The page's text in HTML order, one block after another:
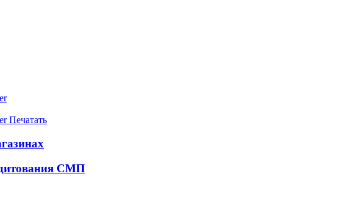
Печатать
СМП